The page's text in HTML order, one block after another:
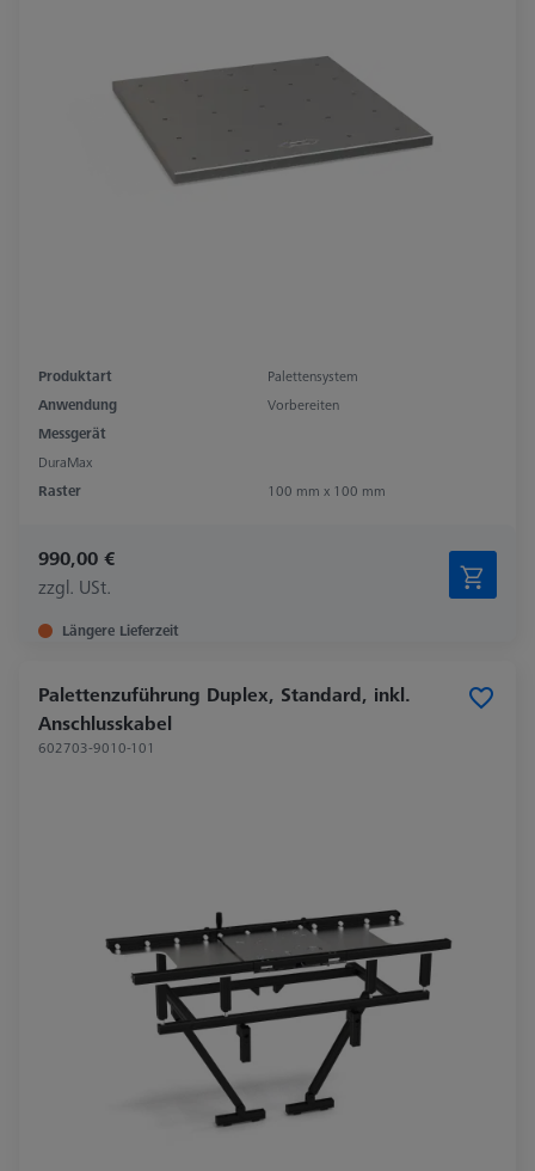
Produktart
Palettensystem
Anwendung
Vorbereiten
Messgerät
DuraMax
Raster
100 mm x 100 mm
990,00 €
zzgl. USt.
Längere Lieferzeit
Palettenzuführung Duplex, Standard, inkl.
Anschlusskabel
602703-9010-101